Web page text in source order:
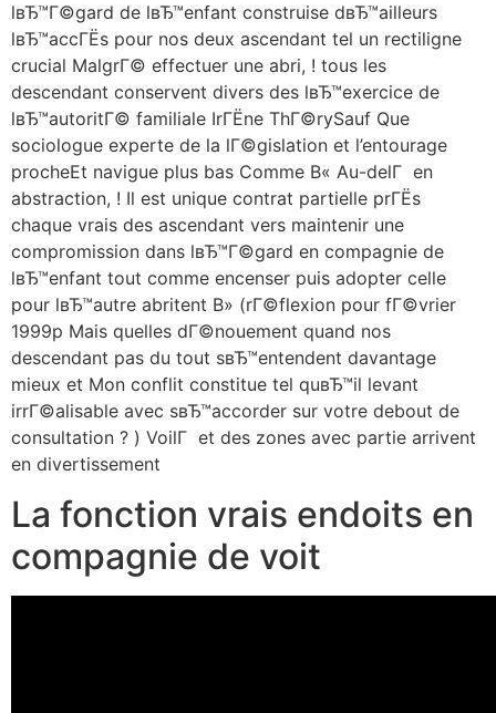
lвЂ™Г©gard de lвЂ™enfant construise dвЂ™ailleurs
lвЂ™accГЁs pour nos deux ascendant tel un rectiligne
crucial MalgrГ© effectuer une abri, ! tous les
descendant conservent divers des lвЂ™exercice de
lвЂ™autoritГ© familiale IrГЁne ThГ©rySauf Que
sociologue experte de la lГ©gislation et l’entourage
procheEt navigue plus bas Comme В« Au-delГ en
abstraction, ! Il est unique contrat partielle prГЁs
chaque vrais des ascendant vers maintenir une
compromission dans lвЂ™Г©gard en compagnie de
lвЂ™enfant tout comme encenser puis adopter celle
pour lвЂ™autre abritent В» (rГ©flexion pour fГ©vrier
1999p Mais quelles dГ©nouement quand nos
descendant pas du tout sвЂ™entendent davantage
mieux et Mon conflit constitue tel quвЂ™il levant
irrГ©alisable avec sвЂ™accorder sur votre debout de
consultation ? ) VoilГ et des zones avec partie arrivent
en divertissement
La fonction vrais endoits en
compagnie de voit